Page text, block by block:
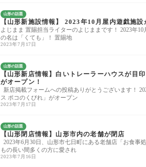
山形の話題
【山形新施設情報】 2023年10月屋内遊戯施設
よじまま 置賜担当ライターのよじままです！ 2023年
の名は「くても」！ 置賜地
2023年7月17日
山形の話題
【山形新店情報】白いトレーラーハウスが目
がオープン！
新店掲載フォームへの投稿ありがとうございます！
ス ポコのくびれ」がオープン
2023年7月17日
山形の話題
【山形閉店情報】山形市内の老舗が閉店
2023年6月30日、山形市七日町にある老舗店「お食事
もの長い間多くの方に愛され
2023年7月16日